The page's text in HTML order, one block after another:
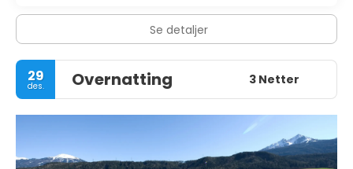
Se detaljer
29
des. Overnatting 3 Netter